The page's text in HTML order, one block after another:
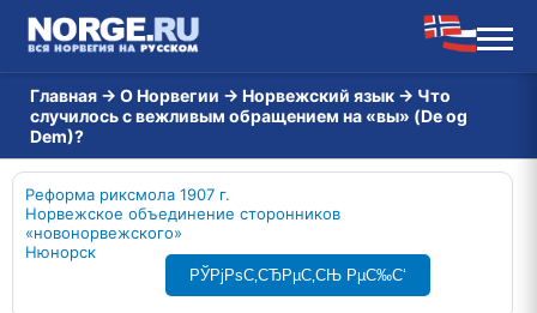
Главная → О Норвегии → Норвежский язык → Что
случилось с вежливым обращением на «вы» (De og
Dem)?
Реформа риксмола 1907 г.
Норвежское объединение сторонников
«новонорвежского»
Нюнорск
РЎРјРѕС‚СЂРµС‚СЊ РµС‰С‘